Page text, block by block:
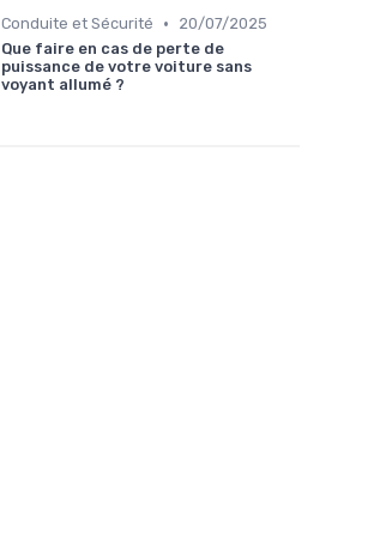
Conduite et Sécurité •
20/07/2025
Que faire en cas de perte de
puissance de votre voiture sans
voyant allumé ?